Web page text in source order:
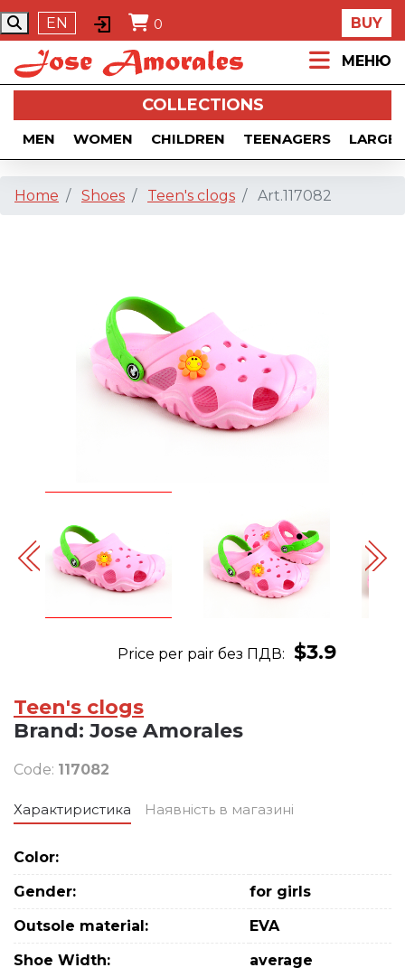
EN 0 BUY
МЕНЮ
COLLECTIONS
MEN WOMEN CHILDREN TEENAGERS LARGE
Home Shoes Teen's clogs Art.117082
Price per pair без ПДВ: $3.9
Teen's clogs
Brand: Jose Amorales
Code: 117082
Характиристика Наявність в магазині
Color:
Gender:
for girls
Outsole material:
EVA
Shoe Width:
average